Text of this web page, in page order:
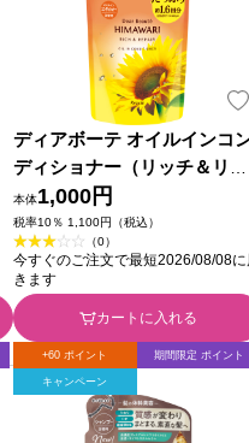
ディアボーテ オイルインコ
ディショナー（リッチ＆リペ
ア）詰替用１．６回分 ６６０
ｇ クラシエホームプロダクツ
本体1,000円
税率10％ 1,100円（税込）
（0）
今すぐのご注文で最短2026/08/08に
きます
カートに入れる
+60 ポイント 期間限定 ポイント
キャンペーン